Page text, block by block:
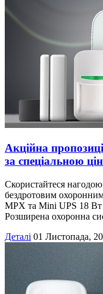
Акційна
за спеціальною
Скористайтеся
бездротовим
MPX та Mini UPS 18 Вт
Розширена охоронна
Деталі 01 Листопада,